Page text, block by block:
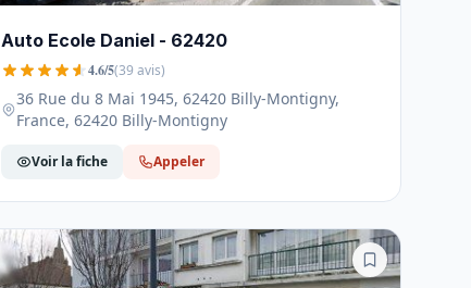
Auto Ecole Daniel - 62420
4.6/5(39 avis)
36 Rue du 8 Mai 1945, 62420 Billy-Montigny,
France, 62420 Billy-Montigny
Voir la fiche Appeler